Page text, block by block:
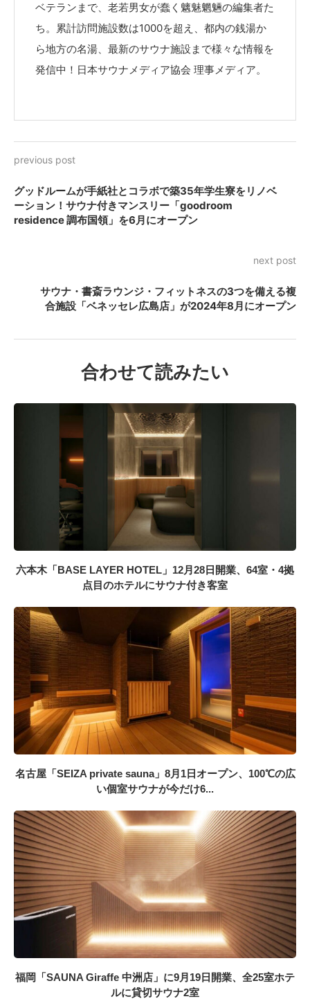
ベテランまで、老若男女が蠢く魑魅魍魎の編集者た
ち。累計訪問施設数は1000を超え、都内の銭湯か
ら地方の名湯、最新のサウナ施設まで様々な情報を
発信中！日本サウナメディア協会 理事メディア。
previous post
グッドルームが手紙社とコラボで築35年学生寮をリノベ
ーション！サウナ付きマンスリー「goodroom
residence 調布国領」を6月にオープン
next post
サウナ・書斎ラウンジ・フィットネスの3つを備える複
合施設「ベネッセレ広島店」が2024年8月にオープン
合わせて読みたい
六本木「BASE LAYER HOTEL」12月28日開業、64室・4拠
点目のホテルにサウナ付き客室
名古屋「SEIZA private sauna」8月1日オープン、100℃の広
い個室サウナが今だけ6...
福岡「SAUNA Giraffe 中洲店」に9月19日開業、全25室ホテ
ルに貸切サウナ2室